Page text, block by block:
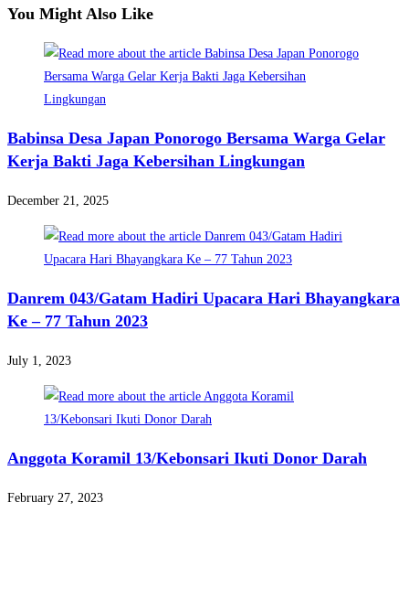
You Might Also Like
Babinsa Desa Japan Ponorogo Bersama Warga Gelar
Kerja Bakti Jaga Kebersihan Lingkungan
December 21, 2025
Danrem 043/Gatam Hadiri Upacara Hari Bhayangkara
Ke – 77 Tahun 2023
July 1, 2023
Anggota Koramil 13/Kebonsari Ikuti Donor Darah
February 27, 2023